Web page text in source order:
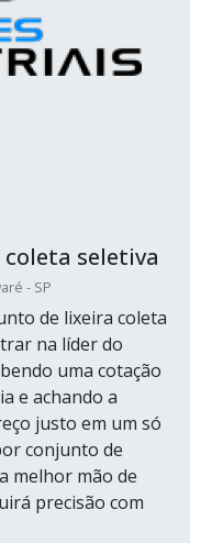
seletiva
- SP
de lixeira coleta
na líder do
uma cotação
e achando a
justo em um só
conjunto de
melhor mão de
precisão com